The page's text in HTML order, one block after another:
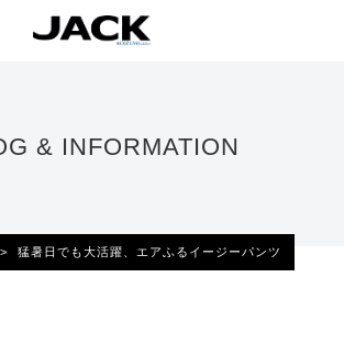
& INFORMATION
> 猛暑日でも大活躍、エアふるイージーパンツ